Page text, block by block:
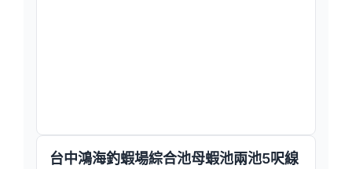
台中鴻海釣蝦場綜合池母蝦池兩池5呎線